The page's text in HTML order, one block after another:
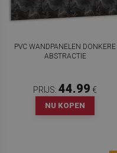
PVC WANDPANELEN DONKERE
ABSTRACTIE
PRIJS: 44.99 €
NU KOPEN